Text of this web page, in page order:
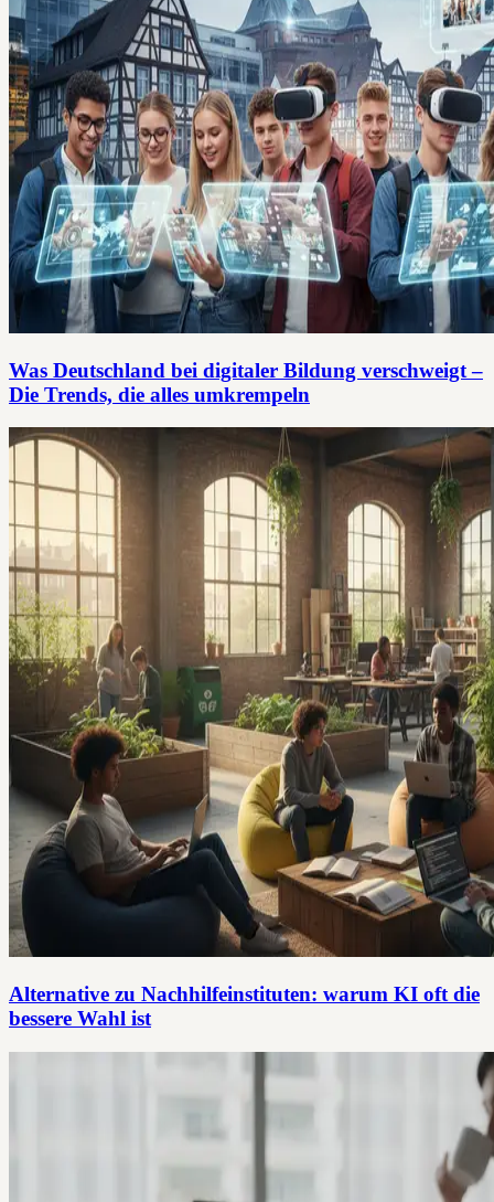
Was Deutschland bei digitaler Bildung verschweigt –
Die Trends, die alles umkrempeln
Alternative zu Nachhilfeinstituten: warum KI oft die
bessere Wahl ist